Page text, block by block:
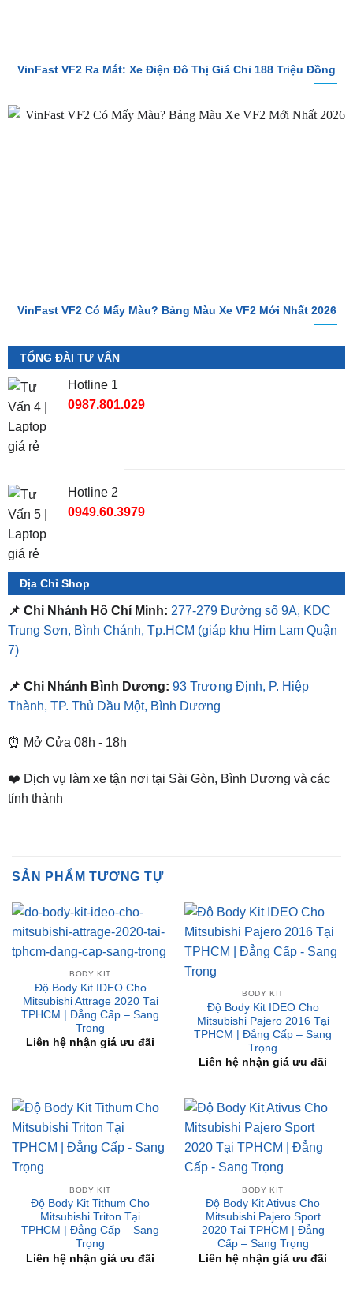
VinFast VF2 Ra Mắt: Xe Điện Đô Thị Giá Chỉ 188 Triệu Đồng
VinFast VF2 Có Mấy Màu? Bảng Màu Xe VF2 Mới Nhất 2026
TỔNG ĐÀI TƯ VẤN
Hotline 1
0987.801.029
Hotline 2
0949.60.3979
Địa Chỉ Shop
📌 Chi Nhánh Hồ Chí Minh: 277-279 Đường số 9A, KDC
Trung Sơn, Bình Chánh, Tp.HCM (giáp khu Him Lam Quận
7)
📌 Chi Nhánh Bình Dương: 93 Trương Định, P. Hiệp
Thành, TP. Thủ Dầu Một, Bình Dương
⏰ Mở Cửa 08h - 18h
❤️ Dịch vụ làm xe tận nơi tại Sài Gòn, Bình Dương và các
tỉnh thành
SẢN PHẨM TƯƠNG TỰ
BODY KIT
Độ Body Kit IDEO Cho
Mitsubishi Attrage 2020 Tại
TPHCM | Đẳng Cấp – Sang
Trọng
Liên hệ nhận giá ưu đãi
BODY KIT
Độ Body Kit IDEO Cho
Mitsubishi Pajero 2016 Tại
TPHCM | Đẳng Cấp – Sang
Trọng
Liên hệ nhận giá ưu đãi
BODY KIT
Độ Body Kit Tithum Cho
Mitsubishi Triton Tại
TPHCM | Đẳng Cấp – Sang
Trọng
Liên hệ nhận giá ưu đãi
BODY KIT
Độ Body Kit Ativus Cho
Mitsubishi Pajero Sport
2020 Tại TPHCM | Đẳng
Cấp – Sang Trọng
Liên hệ nhận giá ưu đãi